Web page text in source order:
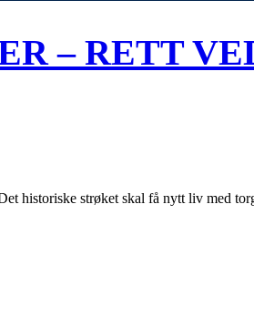
– RETT
historiske strøket skal få nytt liv med